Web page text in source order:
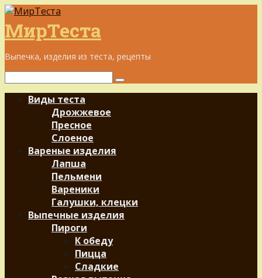
Перейти
к
контенту
МирТеста
Выпечка, изделия из теста, рецепты
Поиск:
Виды теста
Дрожжевое
Пресное
Слоеное
Вареные изделия
Лапша
Пельмени
Вареники
Галушки, клецки
Выпечные изделия
Пироги
К обеду
Пицца
Сладкие